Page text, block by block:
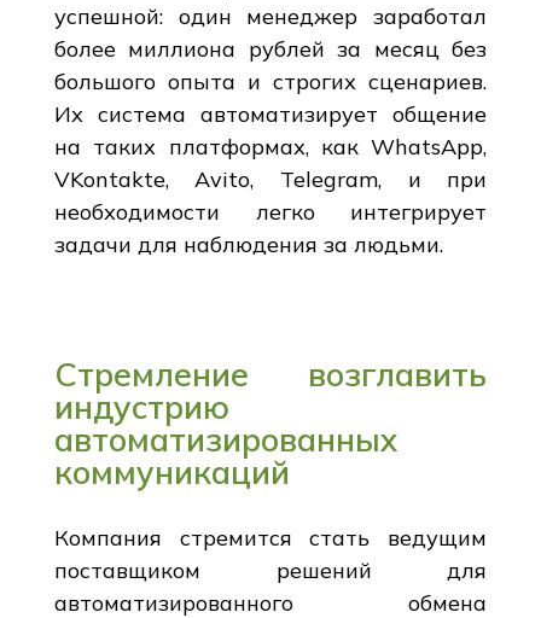
успешной: один менеджер заработал
более миллиона рублей за месяц без
большого опыта и строгих сценариев.
Их система автоматизирует общение
на таких платформах, как WhatsApp,
VKontakte, Avito, Telegram, и при
необходимости легко интегрирует
задачи для наблюдения за людьми.
Стремление возглавить
индустрию
автоматизированных
коммуникаций
Компания стремится стать ведущим
поставщиком решений для
автоматизированного обмена